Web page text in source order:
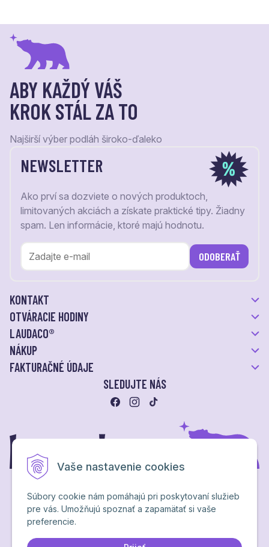
Vaše nastavenie cookies
Súbory cookie nám pomáhajú pri poskytovaní služieb
pre vás. Umožňujú spoznať a zapamätať si vaše
preferencie.
ABY KAŽDÝ VÁŠ
KROK STÁL ZA TO
Najširší výber podláh široko-ďaleko
NEWSLETTER
Ako prví sa dozviete o nových produktoch,
limitovaných akciách a získate praktické tipy. Žiadny
spam. Len informácie, ktoré majú hodnotu.
ODOBERAŤ
KONTAKT
OTVÁRACIE HODINY
LAUDACO®
NÁKUP
FAKTURAČNÉ ÚDAJE
SLEDUJTE NÁS
Ochrana osobných údajov
NextShop&